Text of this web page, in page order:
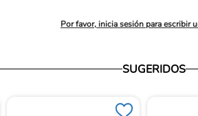
Por favor, inicia sesión para escribir
SUGERIDOS